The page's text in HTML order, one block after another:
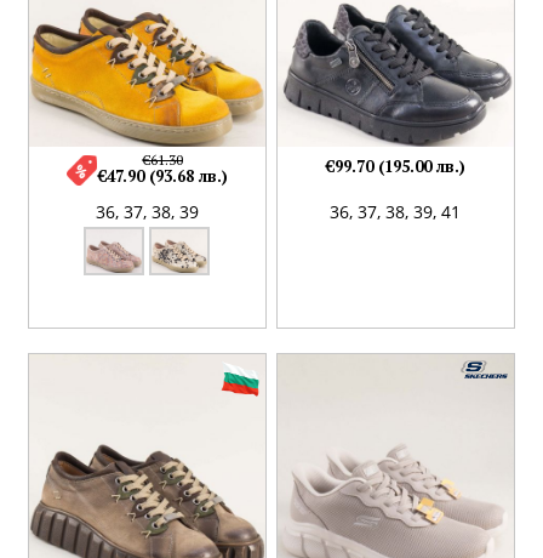
36, 37, 38, 39
€61.30
€47.90 (93.68 лв.)
36,37,38,39,41
€99.70 (195.00 лв.)